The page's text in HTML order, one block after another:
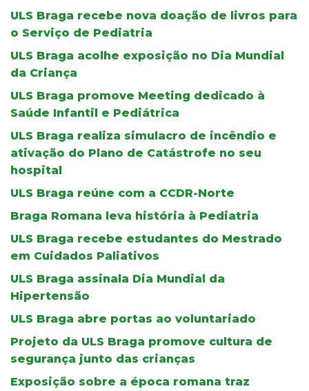
ULS Braga recebe nova doação de livros para
o Serviço de Pediatria
ULS Braga acolhe exposição no Dia Mundial
da Criança
ULS Braga promove Meeting dedicado à
Saúde Infantil e Pediátrica
ULS Braga realiza simulacro de incêndio e
ativação do Plano de Catástrofe no seu
hospital
ULS Braga reúne com a CCDR-Norte
Braga Romana leva história à Pediatria
ULS Braga recebe estudantes do Mestrado
em Cuidados Paliativos
ULS Braga assinala Dia Mundial da
Hipertensão
ULS Braga abre portas ao voluntariado
Projeto da ULS Braga promove cultura de
segurança junto das crianças
Exposição sobre a época romana traz